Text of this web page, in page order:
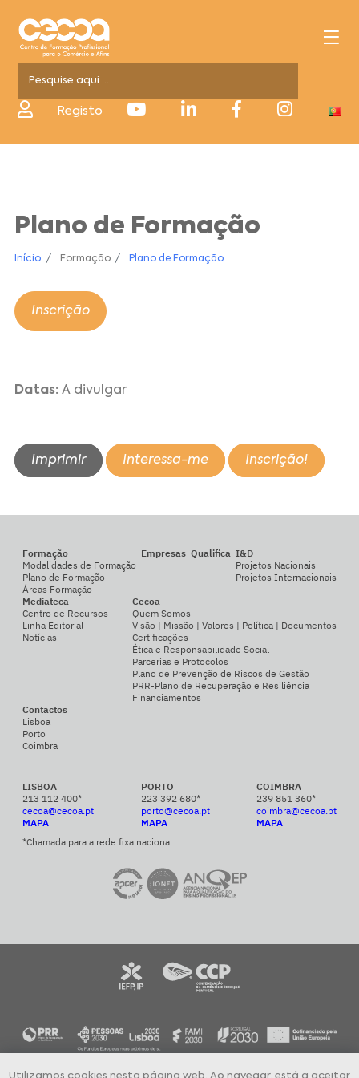
Registo
Plano de Formação
Início Formação Plano de Formação
Inscrição
Datas:A divulgar
Imprimir Interessa-me Inscrição!
Formação
Modalidades de Formação
Plano de Formação
Áreas Formação
Empresas Qualifica I&D
Projetos Nacionais
Projetos Internacionais
Mediateca
Centro de Recursos
Linha Editorial
Notícias
Cecoa
Quem Somos
Visão | Missão | Valores | Política | Documentos
Certificações
Ética e Responsabilidade Social
Parcerias e Protocolos
Plano de Prevenção de Riscos de Gestão
PRR-Plano de Recuperação e Resiliência
Financiamentos
Contactos
Lisboa
Porto
Coimbra
LISBOA
213 112 400*
cecoa@cecoa.pt
MAPA
PORTO
223 392 680*
porto@cecoa.pt
MAPA
COIMBRA
239 851 360*
coimbra@cecoa.pt
MAPA
*Chamada para a rede fixa nacional
Utilizamos cookies nesta página web. Ao navegar, está a aceitar